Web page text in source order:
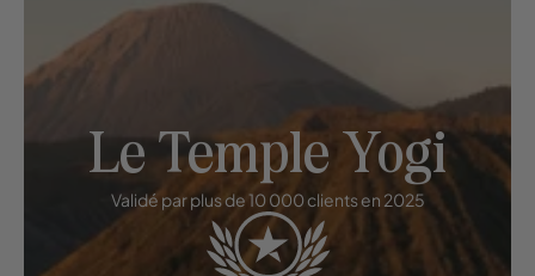
Le Temple Yogi
Validé par plus de 10 000 clients en 2025